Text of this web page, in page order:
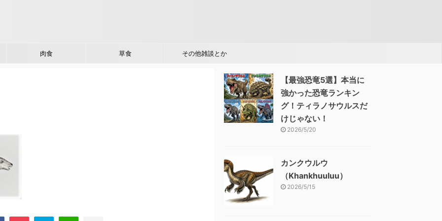
肉食 草食 その他雑談とか
【最強恐竜5選】本当に
強かった恐竜ランキン
グ！ティラノサウルスだ
けじゃない！
2026/5/20
カンクウルウ
（Khankhuuluu）
2026/5/15